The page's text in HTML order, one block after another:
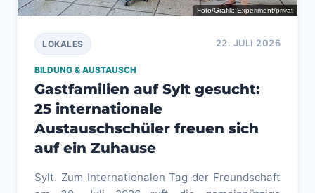
Foto/Grafik: Experiment/privat
22. JULI 2026
LOKALES
BILDUNG & AUSTAUSCH
Gastfamilien auf Sylt gesucht:
25 internationale
Austauschschüler freuen sich
auf ein Zuhause
Sylt. Zum Internationalen Tag der Freundschaft